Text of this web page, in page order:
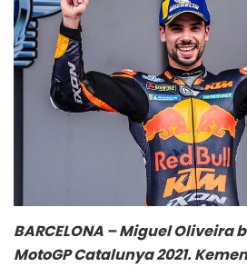
BARCELONA – Miguel
MotoGP Catalunya 2021.